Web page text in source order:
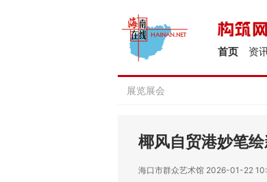
资
首页
展览展会
椰风自贸港妙笔
海口市群众艺术馆 2026-01-22